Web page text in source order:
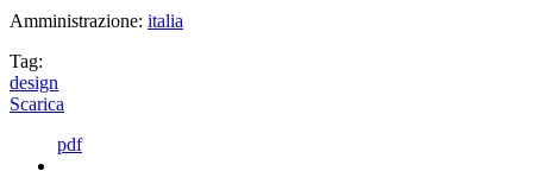
Amministrazione: italia
Tag:
design
Scarica
pdf